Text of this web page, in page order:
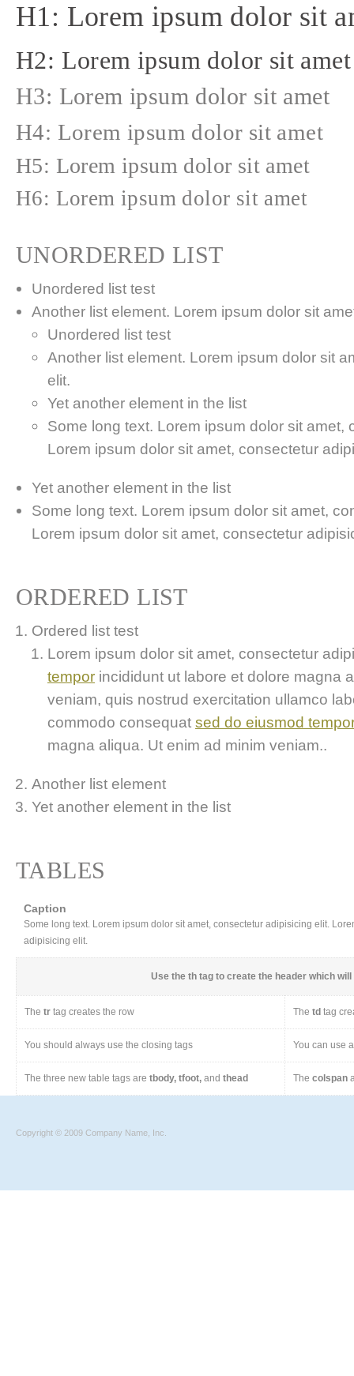
H1: Lorem ipsum dolor sit
H2: Lorem ipsum dolor sit amet
H3: Lorem ipsum dolor sit amet
H4: Lorem ipsum dolor sit amet
H5: Lorem ipsum dolor sit amet
H6: Lorem ipsum dolor sit amet
UNORDERED LIST
Unordered list test
Another list element. Lorem ipsum dolor sit
Unordered list test
Another list element. Lorem ipsum dolor sit
elit.
Yet another element in the list
Some long text. Lorem ipsum dolor sit amet,
Lorem ipsum dolor sit amet, consectetur
Yet another element in the list
Some long text. Lorem ipsum dolor sit amet,
Lorem ipsum dolor sit amet, consectetur
ORDERED LIST
Ordered list test
Lorem ipsum dolor sit amet, consectetur
tempor incididunt ut labore et dolore magna
veniam, quis nostrud exercitation ullamco
commodo consequat sed do eiusmod
magna aliqua. Ut enim ad minim veniam..
Another list element
Yet another element in the list
TABLES
Caption
Some long text. Lorem ipsum dolor sit amet, consectetur adipisicing elit.
adipisicing elit.
Use the th tag to create the header which
The tr tag creates the row The td tag
You should always use the closing tags You can use
The three new table tags are tbody, tfoot, and thead The colspan
Copyright © 2009 Company Name, Inc.